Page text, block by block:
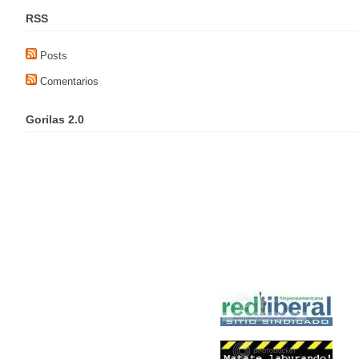
RSS
Posts
Comentarios
Gorilas 2.0